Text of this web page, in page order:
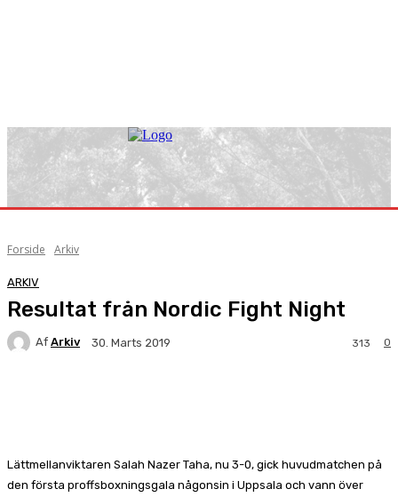
Forside Arkiv
ARKIV
Resultat från Nordic Fight Night
Af Arkiv 30. Marts 2019 0
313
Lättmellanviktaren Salah Nazer Taha, nu 3-0, gick huvudmatchen på
den första proffsboxningsgala någonsin i Uppsala och vann över